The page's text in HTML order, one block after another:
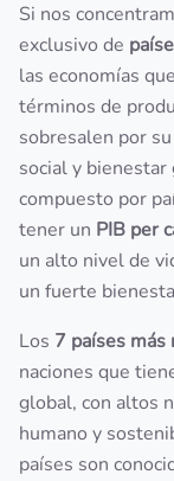
Si nos
exclusivo de
las economías
términos de
sobresalen por
social y
compuesto por
tener un PIB per
un alto nivel de
un fuerte
Los 7 países
naciones que
global, con altos
humano y
países son